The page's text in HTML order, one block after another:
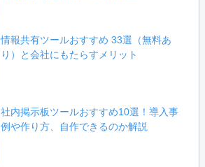
情報共有ツールおすすめ 33選（無料あ
り）と会社にもたらすメリット
社内掲示板ツールおすすめ10選！導入事
例や作り方、自作できるのか解説